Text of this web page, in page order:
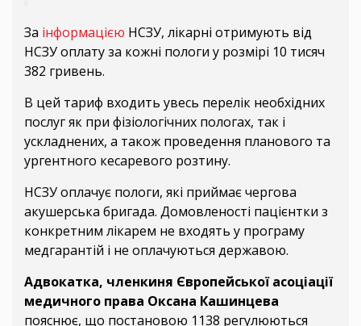
За інформацією НСЗУ, лікарні отримують від
НСЗУ оплату за кожні пологи у розмірі 10 тисяч
382 гривень.
В цей тариф входить увесь перелік необхідних
послуг як при фізіологічних пологах, так і
ускладнених, а також проведення планового та
ургентного кесаревого розтину.
НСЗУ оплачує пологи, які приймає чергова
акушерська бригада. Домовленості пацієнтки з
конкретним лікарем не входять у програму
медгарантій і не оплачуються державою.
Адвокатка, членкиня Європейської асоціації
медичного права Оксана Кашинцева
пояснює, що постановою 1138 регулюються